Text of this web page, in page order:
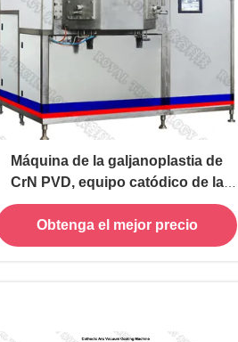
Máquina de la galjanoplastia de
CrN PVD, equipo catódico de la
galjanoplastia del arco, alto sistema
de capa de la película de la dureza
Obtenga el mejor precio